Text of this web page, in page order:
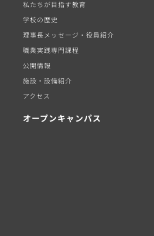
私たちが目指す教育
学校の歴史
理事長メッセージ・役員紹介
職業実践専門課程
公開情報
施設・設備紹介
アクセス
オープンキャンパス